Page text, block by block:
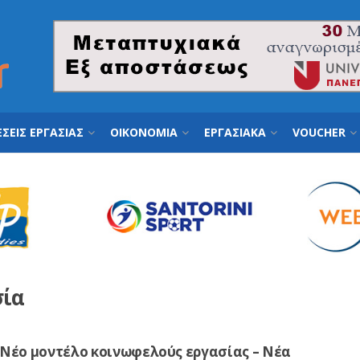
ΕΡΓΑΣΙΑΣ ΟΙΚΟΝΟΜΙΑ ΕΡΓΑΣΙΑΚΑ VOUCHER
μοντέλο κοινωφελούς εργασίας – Νέα